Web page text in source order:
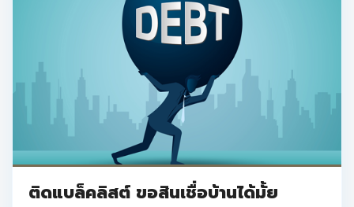
ติดแบล็คลิสต์ ขอสินเชื่อบ้านได้มั้ย